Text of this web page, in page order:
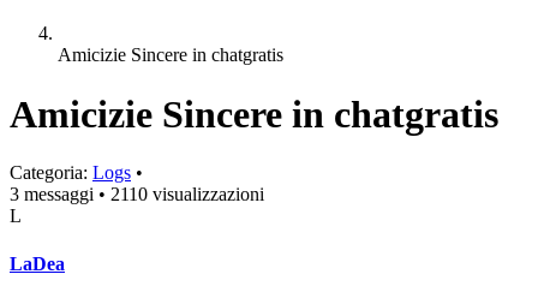
Amicizie Sincere in chatgratis
Amicizie Sincere in chatgratis
Categoria: Logs •
3 messaggi • 2110 visualizzazioni
L
LaDea